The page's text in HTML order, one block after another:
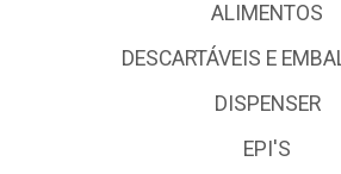
ALIMENTOS
DESCARTÁVEIS E
DISPENSER
EPI'S